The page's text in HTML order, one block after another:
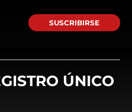
SUSCRIBIRSE
ÚNICO